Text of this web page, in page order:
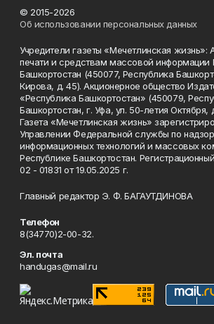
© 2015-2026
Об использовании персональных данных
Учредители газеты «Мечетлинская жизнь»:
печати и средствам массовой информации
Башкортостан (450077, Республика
Кирова, д. 45). Акционерное общество
«Республика Башкортостан» (450079,
Башкортостан, г. Уфа, ул. 50-летия Октября,
Газета «Мечетлинская жизнь»
Управлении Федеральной службы по
информационных технологий и массовых
Республике Башкортостан.
02 - 01831 от 19.05.2025 г.
Главный редактор Э. Ф. БАГАУТДИНОВА
Телефон
8(34770)2-00-32.
Эл. почта
handugas@mail.ru